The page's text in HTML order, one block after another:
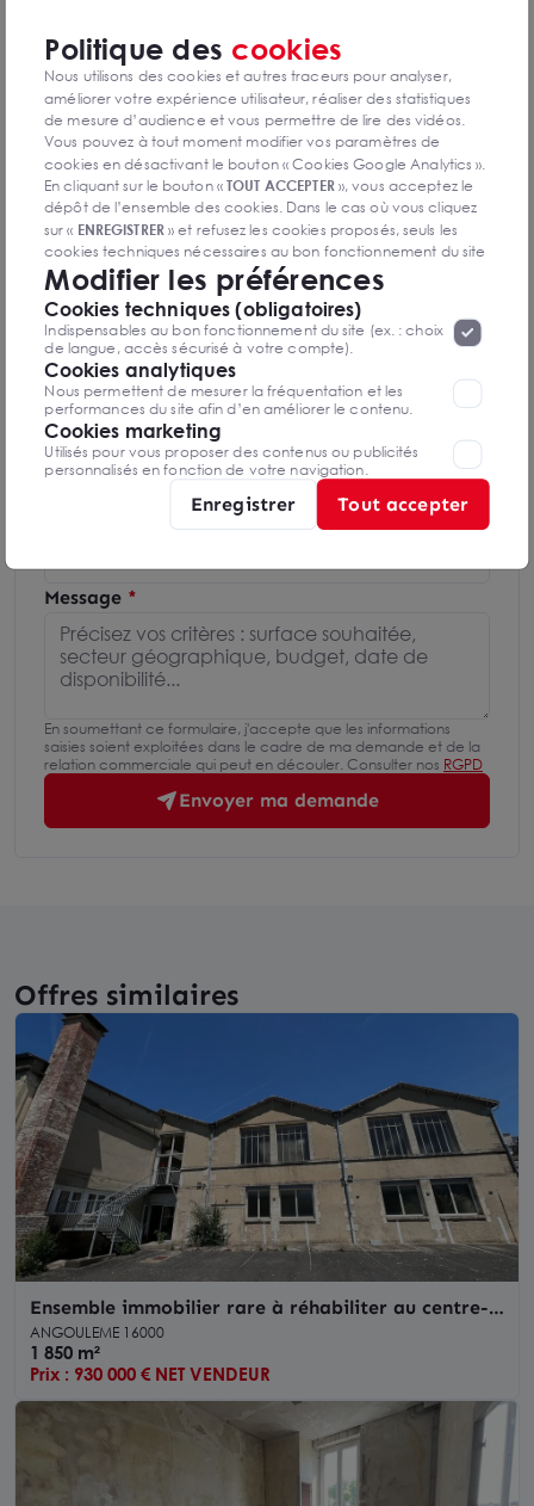
Diagnostics GES en cours de réalisation
Antoine SIROT
Angoulême
07 89 33 50 89
Mettre en favoris
Nom Prénom
Email
Message
En soumettant ce formulaire, j'accepte que les informations
saisies soient exploitées dans le cadre de ma demande et de la
relation commerciale qui peut en découler. Consulter nos RGPD
Envoyer ma demande
Offres similaires
Ensemble immobilier rare à réhabiliter au centre-
ville d'Angoulême
ANGOULEME 16000
1 850 m²
Prix : 930 000 € NET VENDEUR
Politique des cookies
Nous utilisons des cookies et autres traceurs pour analyser,
améliorer votre expérience utilisateur, réaliser des statistiques
de mesure d’audience et vous permettre de lire des vidéos.
Vous pouvez à tout moment modifier vos paramètres de
cookies en désactivant le bouton « Cookies Google Analytics ».
En cliquant sur le bouton «TOUT ACCEPTER», vous acceptez le
dépôt de l’ensemble des cookies. Dans le cas où vous cliquez
sur « ENREGISTRER» et refusez les cookies proposés, seuls les
cookies techniques nécessaires au bon fonctionnement du site
seront déposés. Pour plus d’informations, vous pouvez consulter
«Protection des données à caractère
personnel ».Lorsque vous naviguez sur notre site internet, il
peut être amenée à déposer des cookies. Vous avez la
possibilité de désactiver les cookies, ces réglages ne seront
valables que sur le navigateur que vous utilisez actuellement
Modifier les préférences
Cookies techniques (obligatoires)
Indispensables au bon fonctionnement du site (ex. : choix
de langue, accès sécurisé à votre compte).
Cookies analytiques
Nous permettent de mesurer la fréquentation et les
performances du site afin d’en améliorer le contenu.
Cookies marketing
Utilisés pour vous proposer des contenus ou publicités
personnalisés en fonction de votre navigation.
Enregistrer Tout accepter